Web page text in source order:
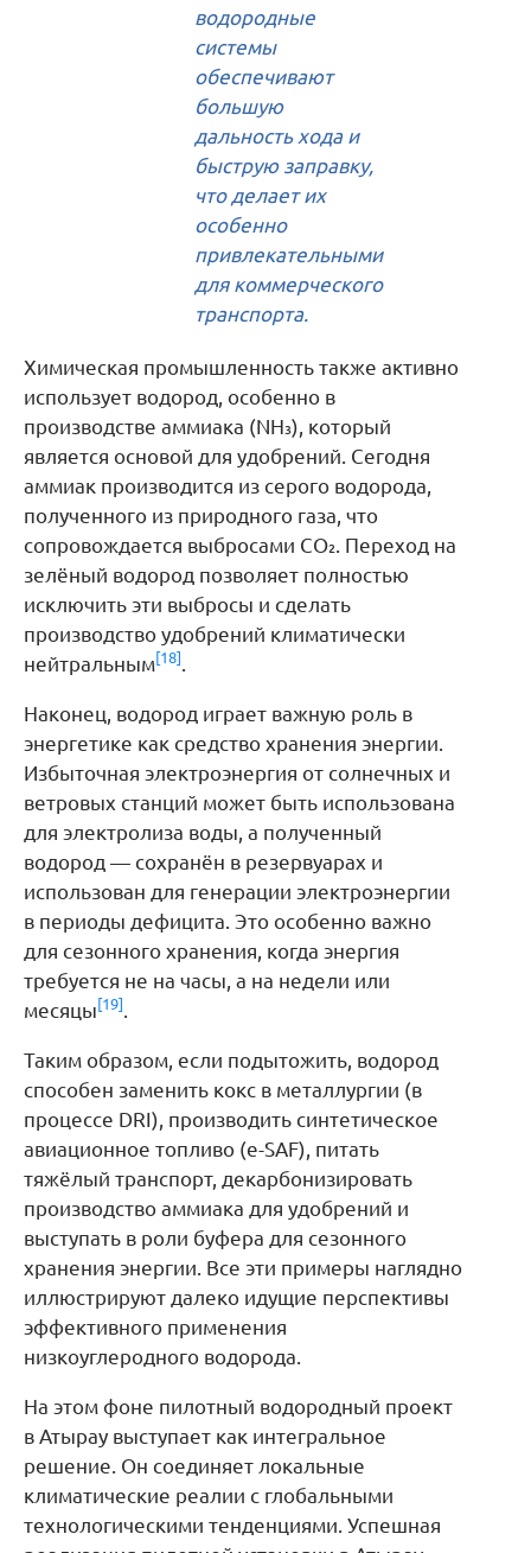
водородные
системы
обеспечивают
большую
дальность хода и
быструю заправку,
что делает их
особенно
привлекательными
для коммерческого
транспорта.
Химическая промышленность также активно
использует водород, особенно в
производстве аммиака (NH₃), который
является основой для удобрений. Сегодня
аммиак производится из серого водорода,
полученного из природного газа, что
сопровождается выбросами CO₂. Переход на
зелёный водород позволяет полностью
исключить эти выбросы и сделать
производство удобрений климатически
нейтральным[18]
Наконец, водород играет важную роль в
энергетике как средство хранения энергии.
Избыточная электроэнергия от солнечных и
ветровых станций может быть использована
для электролиза воды, а полученный
водород — сохранён в резервуарах и
использован для генерации электроэнергии
в периоды дефицита. Это особенно важно
для сезонного хранения, когда энергия
требуется не на часы, а на недели или
месяцы [19]
Таким образом, если подытожить, водород
способен заменить кокс в металлургии (в
процессе DRI), производить синтетическое
авиационное топливо (e-SAF), питать
тяжёлый транспорт, декарбонизировать
производство аммиака для удобрений и
выступать в роли буфера для сезонного
хранения энергии. Все эти примеры наглядно
иллюстрируют далеко идущие перспективы
эффективного применения
низкоуглеродного водорода.
На этом фоне пилотный водородный проект
в Атырау выступает как интегральное
решение. Он соединяет локальные
климатические реалии с глобальными
технологическими тенденциями. Успешная